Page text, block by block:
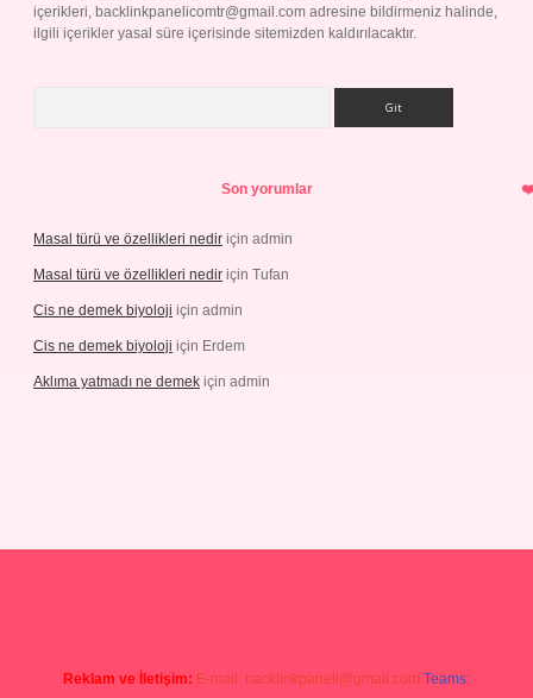
içerikleri, backlinkpanelicomtr@gmail.com adresine bildirmeniz halinde,
ilgili içerikler yasal süre içerisinde sitemizden kaldırılacaktır.
Son yorumlar
Masal türü ve özellikleri nedir için admin
Masal türü ve özellikleri nedir için Tufan
Cis ne demek biyoloji için admin
Cis ne demek biyoloji için Erdem
Aklıma yatmadı ne demek için admin
Reklam ve İletişim: E-mail: backlinkpaneli@gmail.com Teams: